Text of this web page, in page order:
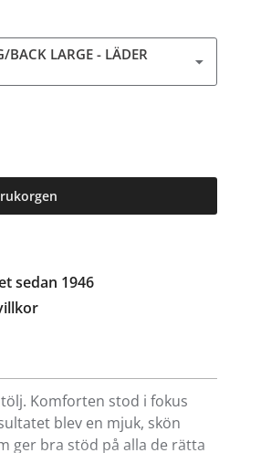
BACK LARGE - LÄDER
sedan 1946
Komforten stod i fokus
blev en mjuk, skön
ger bra stöd på alla de rätta